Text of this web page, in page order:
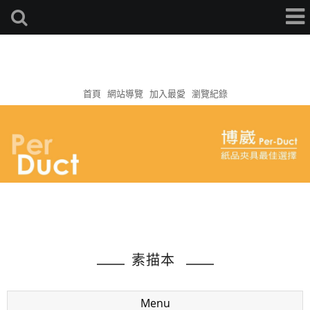
首頁 網站導覽 加入最愛 瀏覽紀錄
素描本
Menu